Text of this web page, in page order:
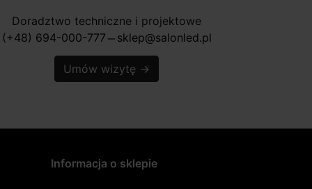
Doradztwo techniczne i projektowe
(+48) 694-000-777 horizontal_rule sklep@salonled.pl
Umów wizytę →
Informacja o sklepie